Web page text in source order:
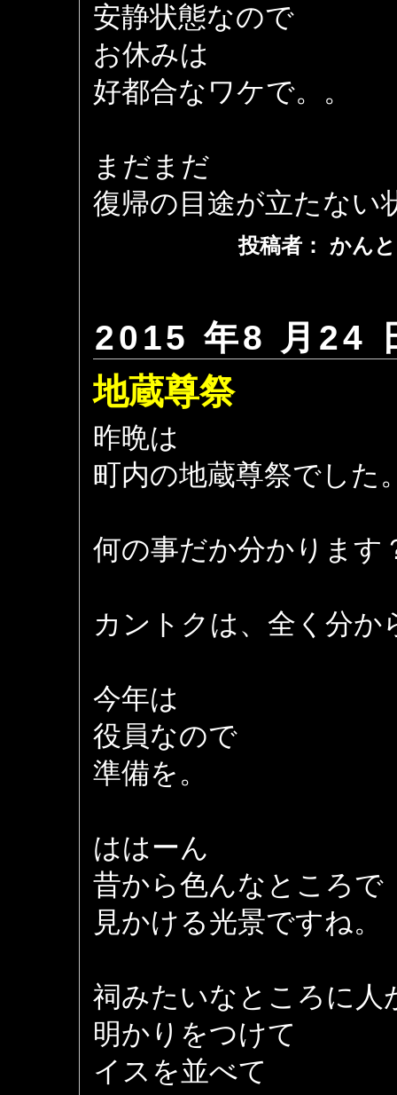
安静状態なので
お休みは
好都合なワケで。。
まだまだ
復帰の目途が立たない
投稿者： かん
2015 年8 月24
地蔵尊祭
昨晩は
町内の地蔵尊祭でした
何の事だか分かります
カントクは、全く分か
今年は
役員なので
準備を。
ははーん
昔から色んなところで
見かける光景ですね。
祠みたいなところに人
明かりをつけて
イスを並べて